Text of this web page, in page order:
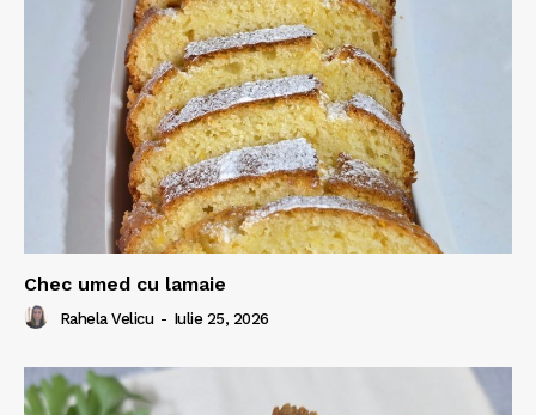
Chec umed cu lamaie
Rahela Velicu - Iulie 25, 2026